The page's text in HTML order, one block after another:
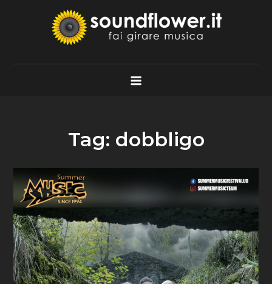
Soundflower.it
Fai Girare Musica
Tag: dobbligo